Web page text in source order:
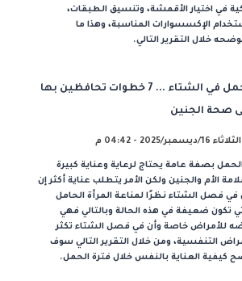
في اختيار الأقمشة، وتنسيق الطبقات،
الإكسسوارات المناسبة، وهذا ما
خلال التقرير التالي.
الحمل في الشتاء ... 7 خطوات تحافظين بها
صحة الجنين
الثلاثاء 16/ديسمبر/2025 - 04:42 م
بصفة عامة يحتاج لرعاية وعناية كبيرة
الأم والجنين ولكن الأمر يتطلب عناية أكثر إن
في فصل الشتاء نظرًا لمناعة المرأة الحامل
تكون ضعيفة في هذه الحالة وبالتالي فهي
للأمراض خاصة وأن في فصل الشتاء تكثر
التنفسية، ومن خلال التقرير التالي سوف
كيفية العناية بالنفس خلال فترة الحمل.